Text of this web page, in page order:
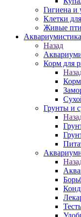
Гигиена и
Клетки
Живые
Аквариумистика
Назад
Корм для
Грунты и